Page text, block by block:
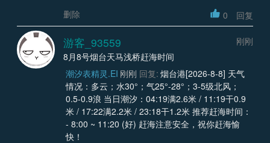
删除
0 回复
游客_93559
刚刚
8月8号烟台天马浅桥赶海时间
潮汐表精灵.EI 刚刚 回复: 烟台港[2026-8-8] 天气
情况：多云；水30°；气25°-28°；3-5级北风；
0.5-0.9浪 当日潮汐：04:19满2.6米 / 11:19干0.9
米 / 17:22满2.2米 / 23:18干1.2米 推荐赶海时间：
- 8:00 ~ 11:20 (好) 赶海注意安全，祝你赶海愉
快！